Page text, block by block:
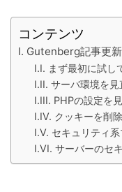
コンテンツ
Gutenberg記事更
まず最初に試し
サーバ環境を見
PHPの設定を
クッキーを削
セキュリティ
サーバーのセ